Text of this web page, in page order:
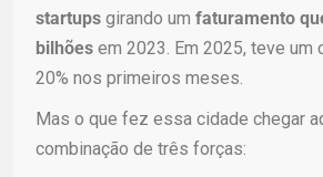
startups girando um faturamento
bilhões em 2023. Em 2025, teve um
20% nos primeiros meses.
Mas o que fez essa cidade chegar
combinação de três forças: